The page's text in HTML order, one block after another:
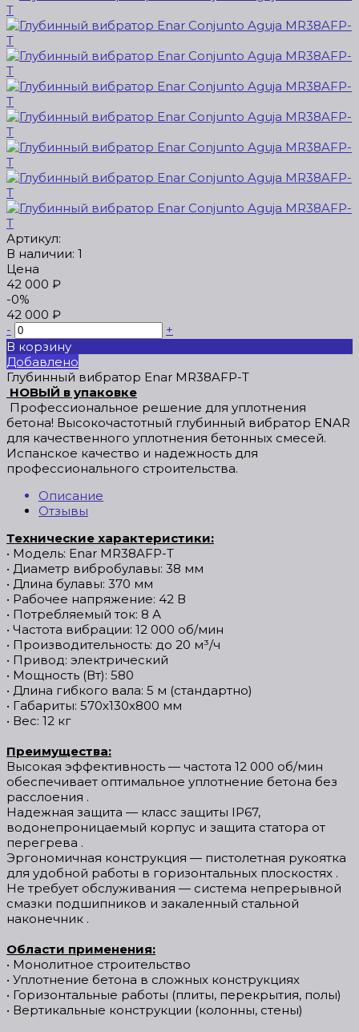
Артикул:
В наличии: 1
Цена
42 000 ₽
-0%
42 000 ₽
-
+
В корзину
Добавлено
Глубинный вибратор Enar MR38AFP-T
НОВЫЙ в упаковке
Профессиональное решение для уплотнения
бетона! Высокочастотный глубинный вибратор ENAR
для качественного уплотнения бетонных смесей.
Испанское качество и надежность для
профессионального строительства.
Описание
Отзывы
Технические характеристики:
• Модель: Enar MR38AFP-T
• Диаметр вибробулавы: 38 мм
• Длина булавы: 370 мм
• Рабочее напряжение: 42 В
• Потребляемый ток: 8 А
• Частота вибрации: 12 000 об/мин
• Производительность: до 20 м³/ч
• Привод: электрический
• Мощность (Вт): 580
• Длина гибкого вала: 5 м (стандартно)
• Габариты: 570х130х800 мм
• Вес: 12 кг
Преимущества:
Высокая эффективность — частота 12 000 об/мин
обеспечивает оптимальное уплотнение бетона без
расслоения .
Надежная защита — класс защиты IP67,
водонепроницаемый корпус и защита статора от
перегрева .
Эргономичная конструкция — пистолетная рукоятка
для удобной работы в горизонтальных плоскостях .
Не требует обслуживания — система непрерывной
смазки подшипников и закаленный стальной
наконечник .
Области применения:
• Монолитное строительство
• Уплотнение бетона в сложных конструкциях
• Горизонтальные работы (плиты, перекрытия, полы)
• Вертикальные конструкции (колонны, стены)